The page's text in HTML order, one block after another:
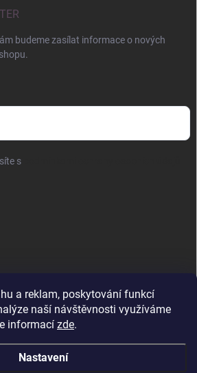
a reklam, poskytování funkcí
naší návštěvnosti využíváme
informací zde.
Nastavení
budeme zasílat informace o nových
s